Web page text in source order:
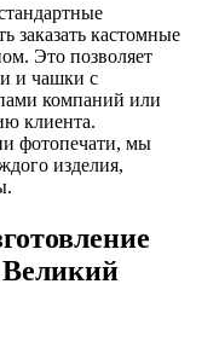
заказать кастомные
Это позволяет
и чашки с
компаний или
клиента.
фотопечати, мы
изделия,